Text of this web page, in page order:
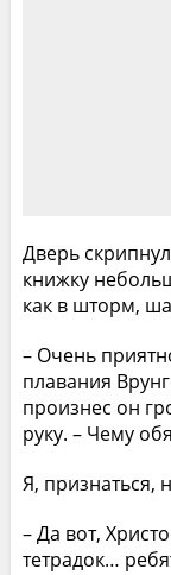
Дверь
книжку
как в шторм,
– Очень
плавания
произнес он
руку. – Чему
Я, признаться,
– Да вот,
тетрадок…